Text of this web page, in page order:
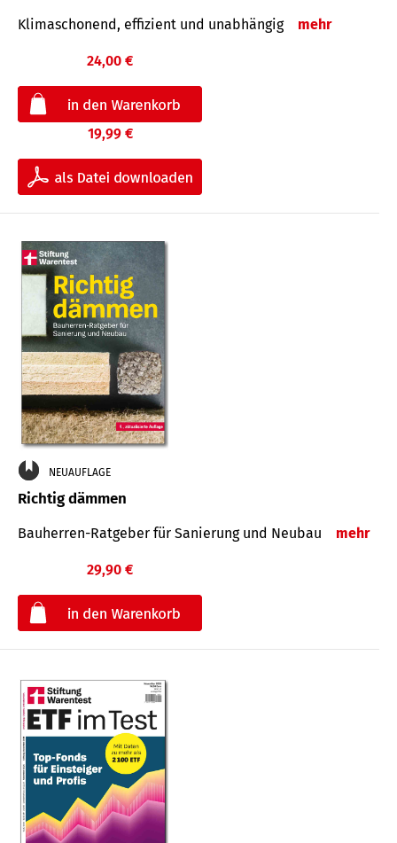
Klimaschonend, effizient und unabhängig mehr
24,00 €
19,99 €
NEUAUFLAGE
Richtig dämmen
Bauherren-Ratgeber für Sanierung und Neubau mehr
29,90 €